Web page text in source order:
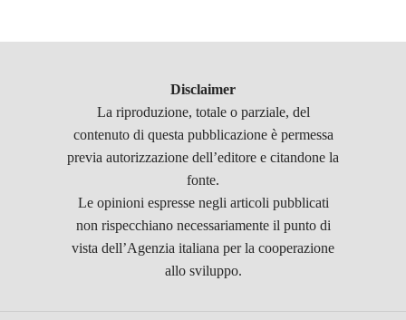
Disclaimer
La riproduzione, totale o parziale, del
contenuto di questa pubblicazione è permessa
previa autorizzazione dell’editore e citandone la
fonte.
Le opinioni espresse negli articoli pubblicati
non rispecchiano necessariamente il punto di
vista dell’Agenzia italiana per la cooperazione
allo sviluppo.